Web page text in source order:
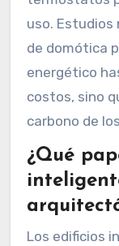
uso.
de domótica
energético
costos, sino
carbono de
¿Qué
Los edificios